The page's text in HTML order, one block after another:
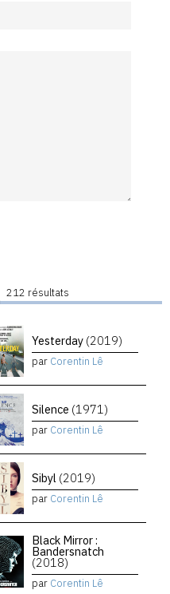
212 résultats
Yesterday (2019)
par Corentin Lê
Silence (1971)
par Corentin Lê
Sibyl (2019)
par Corentin Lê
Black Mirror :
Bandersnatch
(2018)
par Corentin Lê